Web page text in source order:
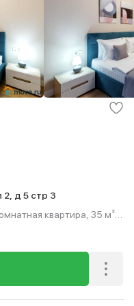
д 5 стр 3
квартира, 35 м²,